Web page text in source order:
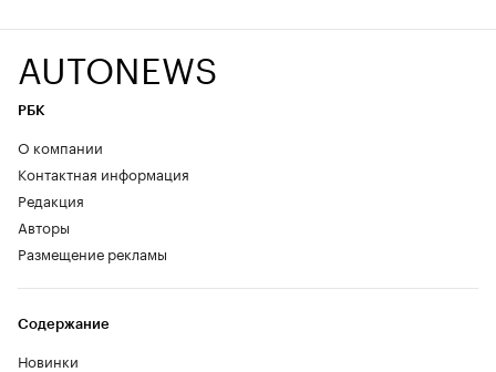
AUTONEWS
РБК
О компании
Контактная информация
Редакция
Авторы
Размещение рекламы
Содержание
Новинки